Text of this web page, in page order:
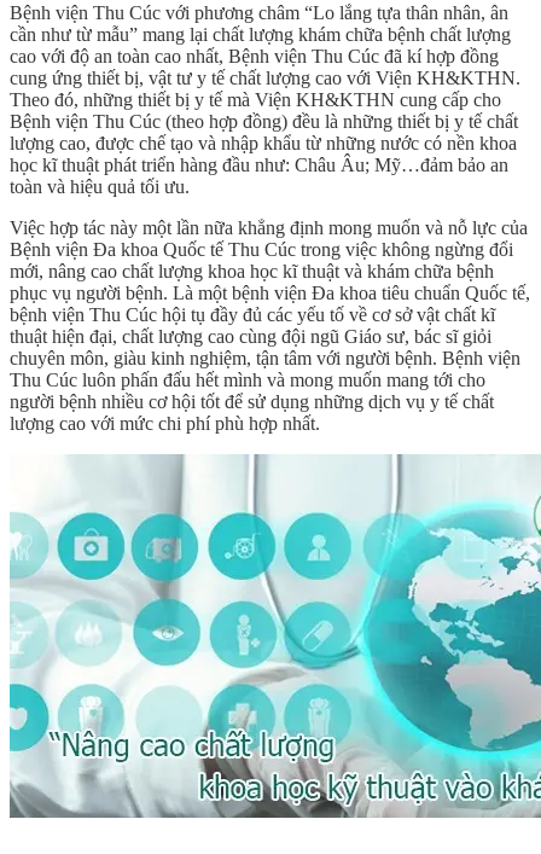
Bệnh viện Thu Cúc với phương châm “Lo lắng tựa thân nhân, ân
cần như từ mẫu” mang lại chất lượng khám chữa bệnh chất lượng
cao với độ an toàn cao nhất, Bệnh viện Thu Cúc đã kí hợp đồng
cung ứng thiết bị, vật tư y tế chất lượng cao với Viện KH&KTHN.
Theo đó, những thiết bị y tế mà Viện KH&KTHN cung cấp cho
Bệnh viện Thu Cúc (theo hợp đồng) đều là những thiết bị y tế chất
lượng cao, được chế tạo và nhập khẩu từ những nước có nền khoa
học kĩ thuật phát triển hàng đầu như: Châu Âu; Mỹ…đảm bảo an
toàn và hiệu quả tối ưu.
Việc hợp tác này một lần nữa khẳng định mong muốn và nỗ lực của
Bệnh viện Đa khoa Quốc tế Thu Cúc trong việc không ngừng đổi
mới, nâng cao chất lượng khoa học kĩ thuật và khám chữa bệnh
phục vụ người bệnh. Là một bệnh viện Đa khoa tiêu chuẩn Quốc tế,
bệnh viện Thu Cúc hội tụ đầy đủ các yếu tố về cơ sở vật chất kĩ
thuật hiện đại, chất lượng cao cùng đội ngũ Giáo sư, bác sĩ giỏi
chuyên môn, giàu kinh nghiệm, tận tâm với người bệnh. Bệnh viện
Thu Cúc luôn phấn đấu hết mình và mong muốn mang tới cho
người bệnh nhiều cơ hội tốt để sử dụng những dịch vụ y tế chất
lượng cao với mức chi phí phù hợp nhất.